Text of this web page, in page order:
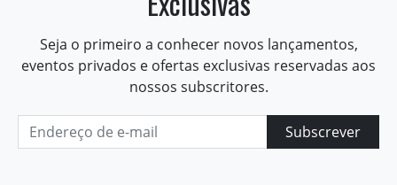
Seja o primeiro a conhecer novos lançamentos,
eventos privados e ofertas exclusivas reservadas aos
nossos subscritores.
Subscrever